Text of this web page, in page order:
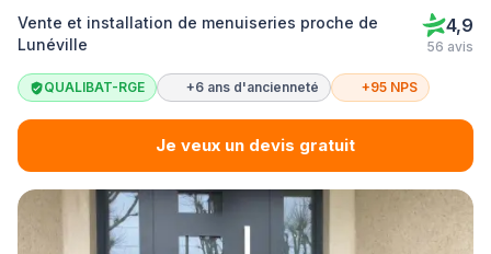
Vente et installation de menuiseries proche de
Lunéville
4,9
56 avis
QUALIBAT-RGE +6 ans d'ancienneté +95 NPS
Je veux un devis gratuit